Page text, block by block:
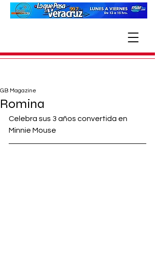
Romina
GB Magazine
Celebra sus 3 años convertida en
Minnie Mouse